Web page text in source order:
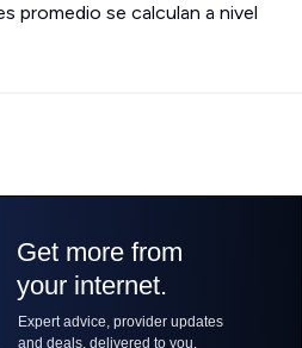
promedio se calculan a nivel